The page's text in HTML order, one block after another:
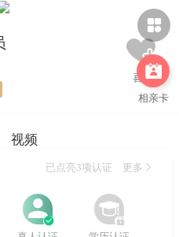


相亲卡
视频
已点亮3项认证 更多



